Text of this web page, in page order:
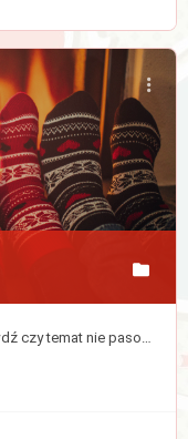
Zanim napiszesz coś w tym dziale to sprawdź czy temat nie pasowałby do któregoś z powyższych działów, jeżeli nie to pisz tutaj.